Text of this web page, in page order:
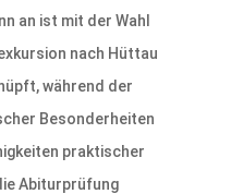
an ist mit der Wahl
nach Hüttau
während der
Besonderheiten
praktischer
Abiturprüfung